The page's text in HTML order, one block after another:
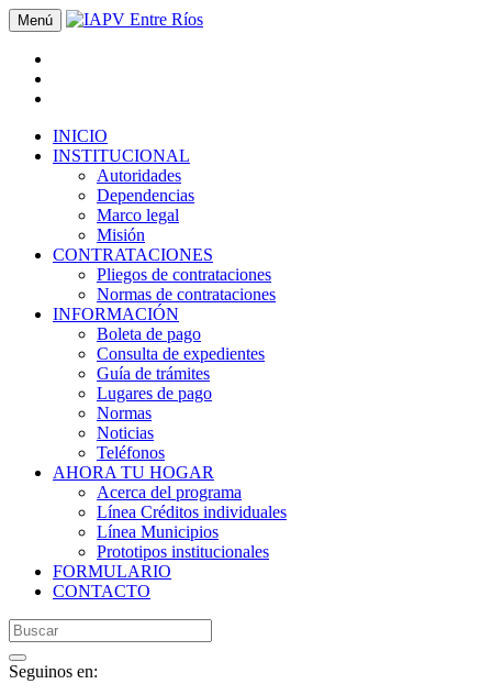
Menú
INICIO
INSTITUCIONAL
Autoridades
Dependencias
Marco legal
Misión
CONTRATACIONES
Pliegos de contrataciones
Normas de contrataciones
INFORMACIÓN
Boleta de pago
Consulta de expedientes
Guía de trámites
Lugares de pago
Normas
Noticias
Teléfonos
AHORA TU HOGAR
Acerca del programa
Línea Créditos individuales
Línea Municipios
Prototipos institucionales
FORMULARIO
CONTACTO
Seguinos en: